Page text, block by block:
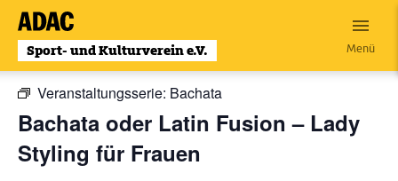
Zum
Inhalt
wechseln
Menü
« Alle Veranstaltungen
Veranstaltungsserie: Bachata
Bachata oder Latin Fusion – Lady
Styling für Frauen